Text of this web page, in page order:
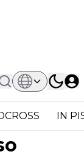
IN
Addio Al